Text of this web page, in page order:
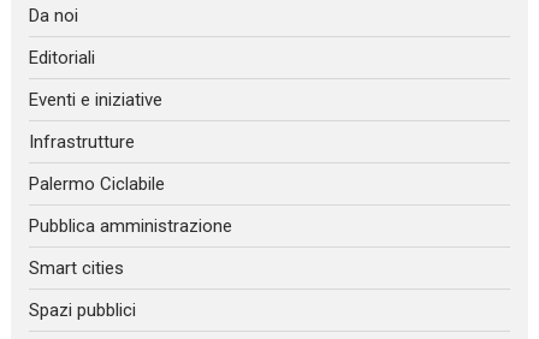
Da noi
Editoriali
Eventi e iniziative
Infrastrutture
Palermo Ciclabile
Pubblica amministrazione
Smart cities
Spazi pubblici